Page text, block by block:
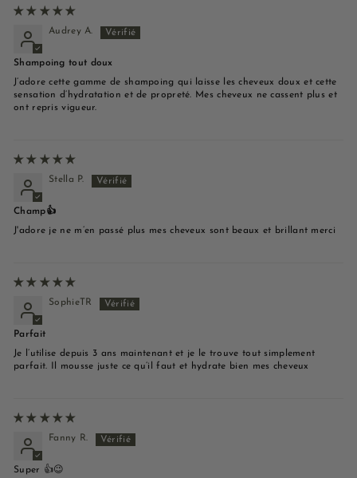
Audrey A.
Shampoing tout doux
J’adore cette gamme de shampoing qui laisse les cheveux doux et cette
sensation d’hydratation et de propreté. Mes cheveux ne cassent plus et
ont repris vigueur.
Stella P.
Champ👍
J'adore je ne m’en passé plus mes cheveux sont beaux et brillant merci
SophieTR
Parfait
Je l’utilise depuis 3 ans maintenant et je le trouve tout simplement
parfait. Il mousse juste ce qu’il faut et hydrate bien mes cheveux
Fanny R.
Super 👍😉